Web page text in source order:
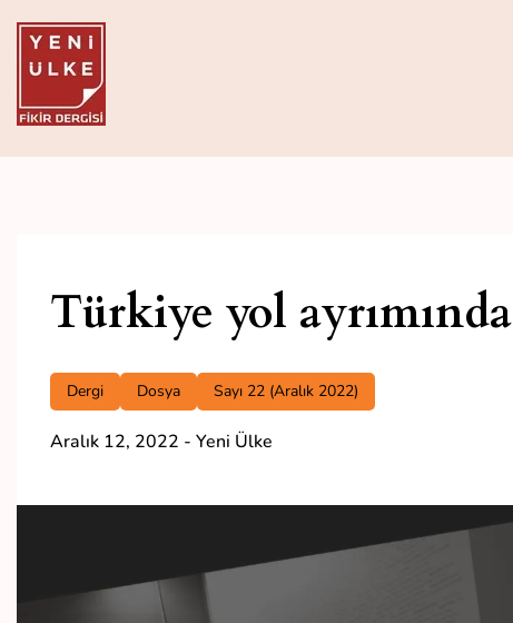
content
Yeni Ülke
Aylık Fikir Dergisi
Türkiye yol ayrımında
Dergi Dosya Sayı 22 (Aralık 2022)
Aralık 12, 2022 - Yeni Ülke